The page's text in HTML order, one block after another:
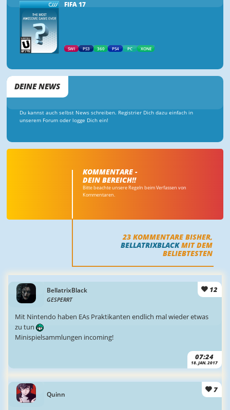
FIFA 17
SWI PS3 360 PS4 PC XONE
DEINE NEWS
Du kannst auch selbst News schreiben. Registrier Dich dazu einfach in
unserem Forum oder logge Dich ein!
KOMMENTARE -
DEIN BEREICH!!
Bitte beachte unsere Regeln beim Verfassen von
Kommentaren.
23 KOMMENTARE BISHER,
BELLATRIXBLACKMIT DEM
BELIEBTESTEN
BellatrixBlack
GESPERRT
12
07:24
18. JAN. 2017
Mit Nintendo haben EAs Praktikanten endlich mal wieder etwas
zu tun
Minispielsammlungen incoming!
Quinn
7